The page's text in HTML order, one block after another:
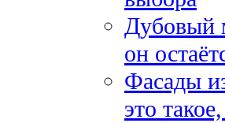
Дубовый
он
Фасады
это